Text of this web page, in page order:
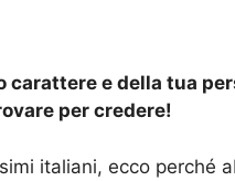
e della tua
per credere!
italiani, ecco perché